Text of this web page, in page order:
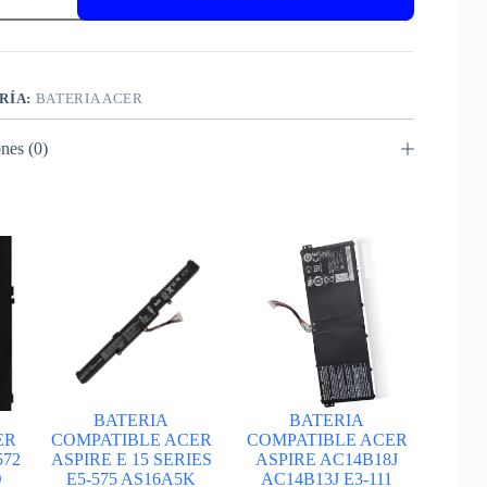
BATERIA ACER
(0)
BATERIA
COMPATIBLE ACER
ASPIRE E 15 SERIES
E5-575 AS16A5K
BATERIA
COMPATIBLE ACER
ASPIRE AC14B18J
AC14B13J E3-111